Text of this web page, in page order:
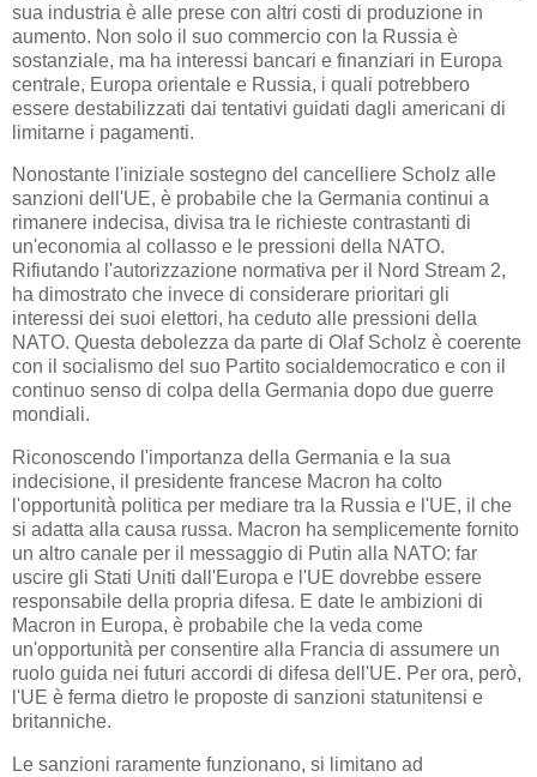
sua industria è alle prese con altri costi di produzione in
aumento. Non solo il suo commercio con la Russia è
sostanziale, ma ha interessi bancari e finanziari in Europa
centrale, Europa orientale e Russia, i quali potrebbero
essere destabilizzati dai tentativi guidati dagli americani di
limitarne i pagamenti.
Nonostante l'iniziale sostegno del cancelliere Scholz alle
sanzioni dell'UE, è probabile che la Germania continui a
rimanere indecisa, divisa tra le richieste contrastanti di
un'economia al collasso e le pressioni della NATO.
Rifiutando l'autorizzazione normativa per il Nord Stream 2,
ha dimostrato che invece di considerare prioritari gli
interessi dei suoi elettori, ha ceduto alle pressioni della
NATO. Questa debolezza da parte di Olaf Scholz è coerente
con il socialismo del suo Partito socialdemocratico e con il
continuo senso di colpa della Germania dopo due guerre
mondiali.
Riconoscendo l'importanza della Germania e la sua
indecisione, il presidente francese Macron ha colto
l'opportunità politica per mediare tra la Russia e l'UE, il che
si adatta alla causa russa. Macron ha semplicemente fornito
un altro canale per il messaggio di Putin alla NATO: far
uscire gli Stati Uniti dall'Europa e l'UE dovrebbe essere
responsabile della propria difesa. E date le ambizioni di
Macron in Europa, è probabile che la veda come
un'opportunità per consentire alla Francia di assumere un
ruolo guida nei futuri accordi di difesa dell'UE. Per ora, però,
l'UE è ferma dietro le proposte di sanzioni statunitensi e
britanniche.
Le sanzioni raramente funzionano, si limitano ad